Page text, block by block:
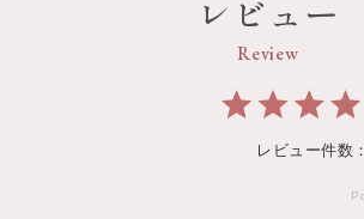
レビュー
Review
レビュー件数：